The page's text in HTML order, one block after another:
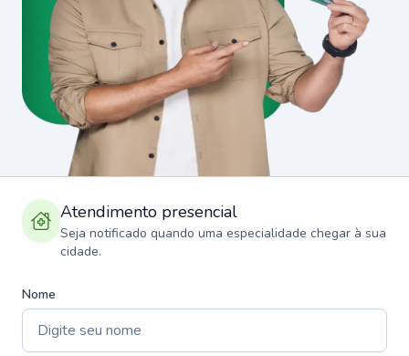
Atendimento presencial
Seja notificado quando uma especialidade chegar à sua
cidade.
Nome